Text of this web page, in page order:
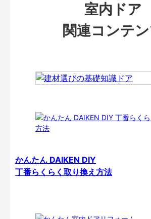
室内ドア
関連コンテ
かんたん DAIKEN DIY
丁番らくらく取り換え方法